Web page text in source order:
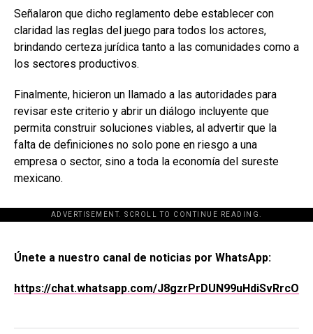
Señalaron que dicho reglamento debe establecer con
claridad las reglas del juego para todos los actores,
brindando certeza jurídica tanto a las comunidades como a
los sectores productivos.
Finalmente, hicieron un llamado a las autoridades para
revisar este criterio y abrir un diálogo incluyente que
permita construir soluciones viables, al advertir que la
falta de definiciones no solo pone en riesgo a una
empresa o sector, sino a toda la economía del sureste
mexicano.
ADVERTISEMENT. SCROLL TO CONTINUE READING.
[adsforwp id="243463"]
Únete a nuestro canal de noticias por WhatsApp:
https://chat.whatsapp.com/J8gzrPrDUN99uHdiSvRrcO